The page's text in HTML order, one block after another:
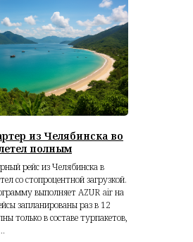
из Челябинска во
полным
рейс из Челябинска в
со стопроцентной загрузкой.
выполняет AZUR air на
запланированы раз в 12
только в составе турпакетов,